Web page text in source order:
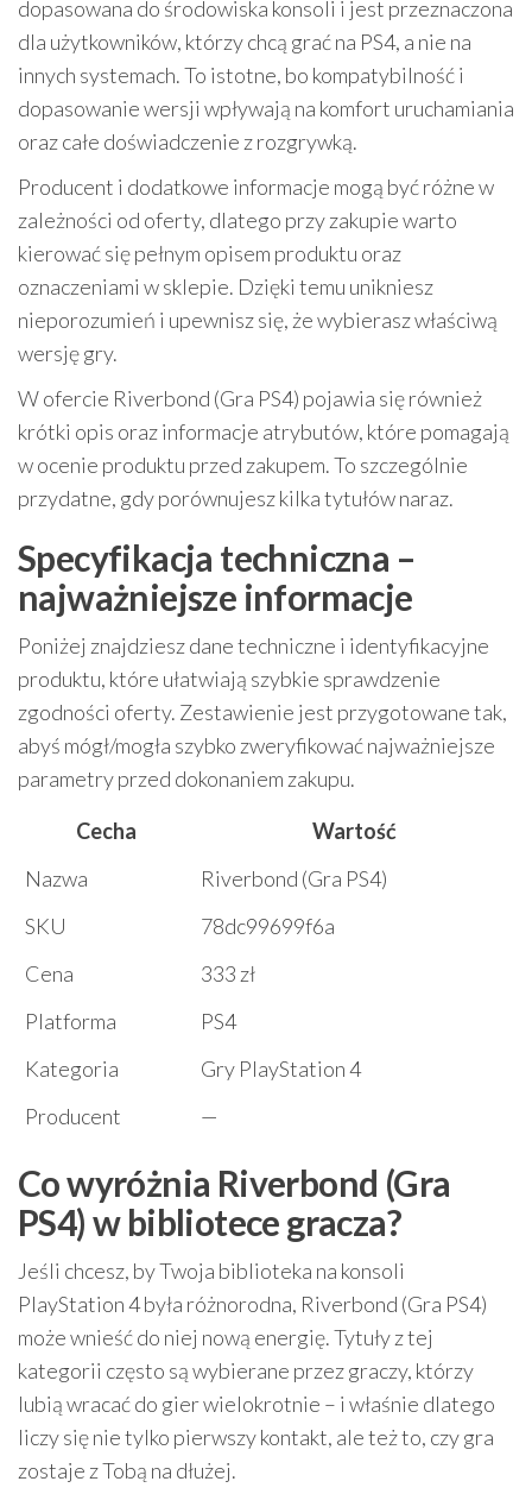
dopasowana do środowiska konsoli i jest przeznaczona
dla użytkowników, którzy chcą grać na PS4, a nie na
innych systemach. To istotne, bo kompatybilność i
dopasowanie wersji wpływają na komfort uruchamiania
oraz całe doświadczenie z rozgrywką.
Producent i dodatkowe informacje mogą być różne w
zależności od oferty, dlatego przy zakupie warto
kierować się pełnym opisem produktu oraz
oznaczeniami w sklepie. Dzięki temu unikniesz
nieporozumień i upewnisz się, że wybierasz właściwą
wersję gry.
W ofercie Riverbond (Gra PS4) pojawia się również
krótki opis oraz informacje atrybutów, które pomagają
w ocenie produktu przed zakupem. To szczególnie
przydatne, gdy porównujesz kilka tytułów naraz.
Specyfikacja techniczna –
najważniejsze informacje
Poniżej znajdziesz dane techniczne i identyfikacyjne
produktu, które ułatwiają szybkie sprawdzenie
zgodności oferty. Zestawienie jest przygotowane tak,
abyś mógł/mogła szybko zweryfikować najważniejsze
parametry przed dokonaniem zakupu.
Cecha
Wartość
Nazwa
Riverbond (Gra PS4)
SKU
78dc99699f6a
Cena
333 zł
Platforma
PS4
Kategoria
Gry PlayStation 4
Producent
—
Co wyróżnia Riverbond (Gra
PS4) w bibliotece gracza?
Jeśli chcesz, by Twoja biblioteka na konsoli
PlayStation 4 była różnorodna, Riverbond (Gra PS4)
może wnieść do niej nową energię. Tytuły z tej
kategorii często są wybierane przez graczy, którzy
lubią wracać do gier wielokrotnie – i właśnie dlatego
liczy się nie tylko pierwszy kontakt, ale też to, czy gra
zostaje z Tobą na dłużej.